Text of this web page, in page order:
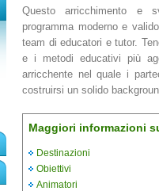
Questo arricchimento e
programma moderno e
team di educatori e tutor.
e i metodi educativi più
arricchente nel quale i
costruirsi un solido
Maggiori informazioni
Destinazioni
Obiettivi
Animatori